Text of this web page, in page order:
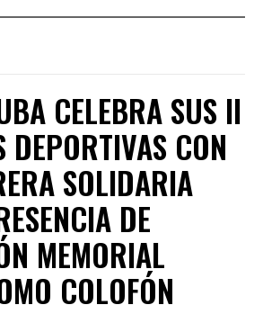
CELEBRA SUS II
DEPORTIVAS CON
SOLIDARIA
DE
MEMORIAL
COLOFÓN